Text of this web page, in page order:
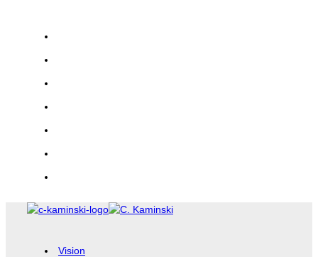
Vision